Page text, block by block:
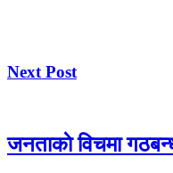
Next Post
जनताकाे विचमा